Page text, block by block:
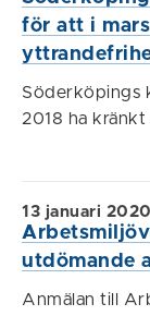
för att i
Söderköpings
2018 ha
utdömande
13 januari 2020
Anmälan till